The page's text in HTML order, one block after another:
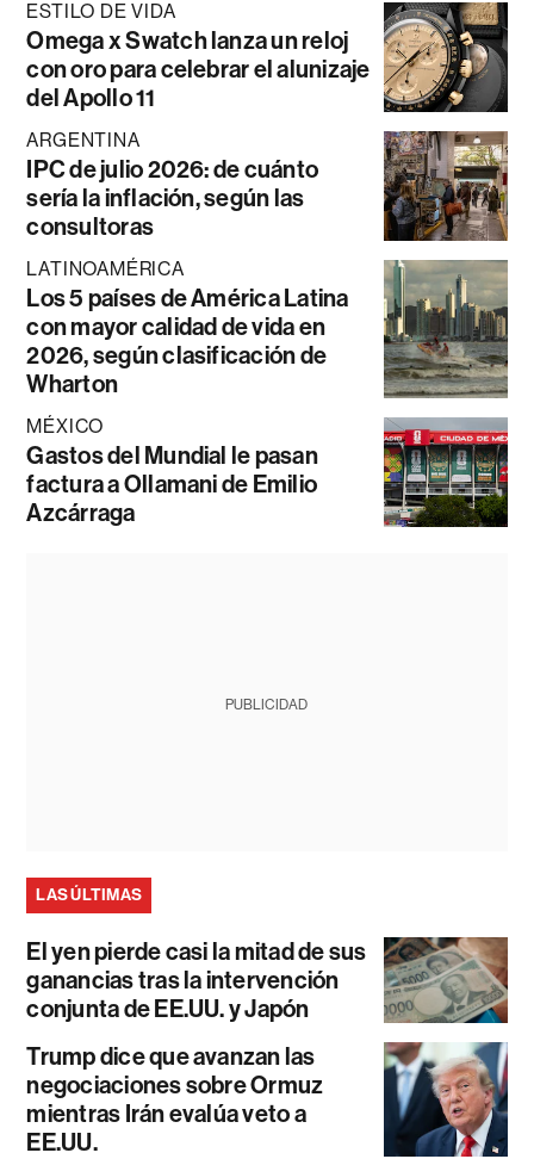
ESTILO DE VIDA
Omega x Swatch lanza un reloj
con oro para celebrar el alunizaje
del Apollo 11
ARGENTINA
IPC de julio 2026: de cuánto
sería la inflación, según las
consultoras
LATINOAMÉRICA
Los 5 países de América Latina
con mayor calidad de vida en
2026, según clasificación de
Wharton
MÉXICO
Gastos del Mundial le pasan
factura a Ollamani de Emilio
Azcárraga
PUBLICIDAD
LAS ÚLTIMAS
El yen pierde casi la mitad de sus
ganancias tras la intervención
conjunta de EE.UU. y Japón
Trump dice que avanzan las
negociaciones sobre Ormuz
mientras Irán evalúa veto a
EE.UU.